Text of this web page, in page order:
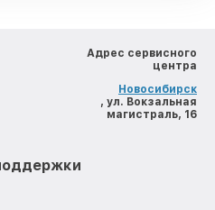
Адрес сервисного
центра
Новосибирск
, ул. Вокзальная
магистраль, 16